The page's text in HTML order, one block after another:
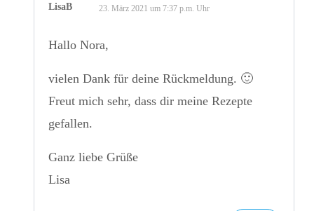
LisaB 23. März 2021 um 7:37 p.m. Uhr
Hallo Nora,
vielen Dank für deine Rückmeldung. 🙂
Freut mich sehr, dass dir meine Rezepte
gefallen.
Ganz liebe Grüße
Lisa